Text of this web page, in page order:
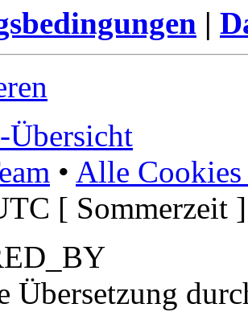
|
Übersicht
• Alle Cookies
[ Sommerzeit ]
Übersetzung